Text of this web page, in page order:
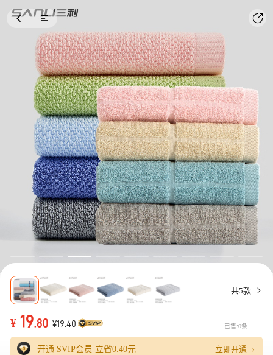
共5款
¥ 19.80 ¥19.40 已售:0条
开通 SVIP会员 立省0.40元 立即开通